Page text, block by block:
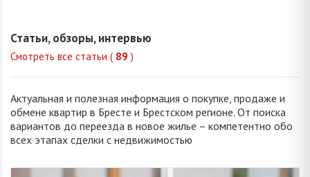
Статьи, обзоры, интервью
Смотреть все статьи ( 89 )
Актуальная и полезная информация о покупке, продаже и
обмене квартир в Бресте и Брестском регионе. От поиска
вариантов до переезда в новое жилье – компетентно обо
всех этапах сделки с недвижимостью